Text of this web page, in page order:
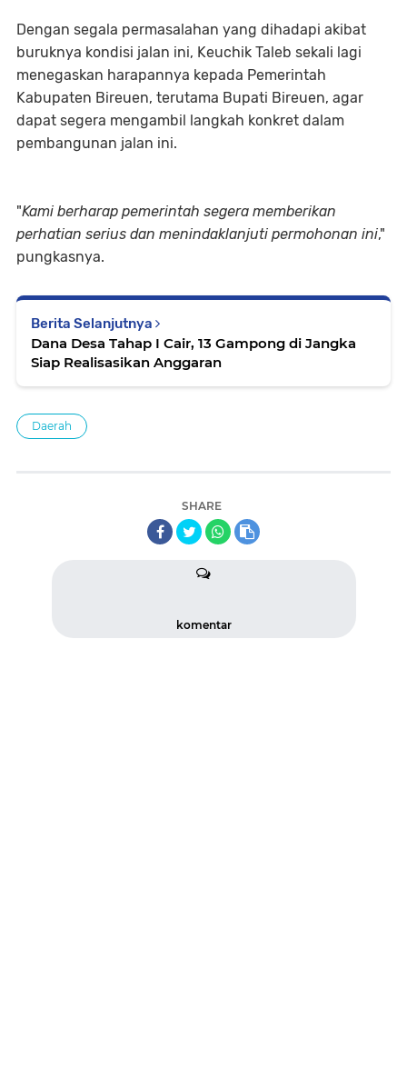
Dengan segala permasalahan yang dihadapi akibat
buruknya kondisi jalan ini, Keuchik Taleb sekali lagi
menegaskan harapannya kepada Pemerintah
Kabupaten Bireuen, terutama Bupati Bireuen, agar
dapat segera mengambil langkah konkret dalam
pembangunan jalan ini.
"Kami berharap pemerintah segera memberikan
perhatian serius dan menindaklanjuti permohonan ini,"
pungkasnya.
Berita Selanjutnya
Dana Desa Tahap I Cair, 13 Gampong di Jangka
Siap Realisasikan Anggaran
Daerah
SHARE
komentar